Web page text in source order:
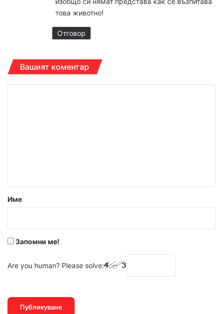
:
това животно!
Отговор
Вашият коментар
р
Име
Запомни ме!
Are you human? Please solve: